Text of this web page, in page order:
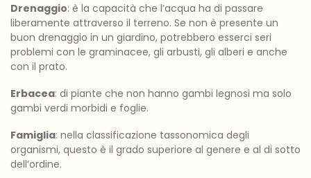
Drenaggio: è la capacità che l’acqua ha di passare
liberamente attraverso il terreno. Se non è presente un
buon drenaggio in un giardino, potrebbero esserci seri
problemi con le graminacee, gli arbusti, gli alberi e anche
con il prato.
Erbacea: di piante che non hanno gambi legnosi ma solo
gambi verdi morbidi e foglie.
Famiglia: nella classificazione tassonomica degli
organismi, questo è il grado superiore al genere e al di sotto
dell’ordine.